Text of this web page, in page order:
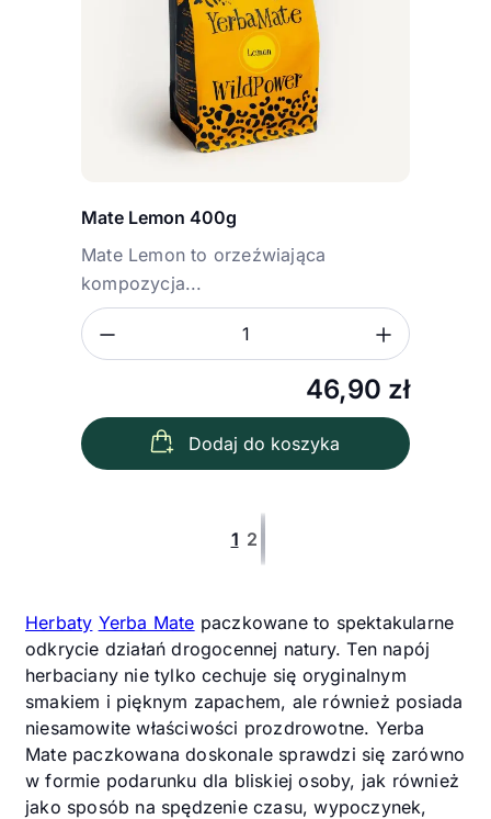
Mate Lemon 400g
Mate Lemon to orzeźwiająca
kompozycja...
46,90 zł
Zmniejsz ilość
Dodaj do koszyka
1 2Następna strona
Ostatnia strona
Herbaty Yerba Mate paczkowane to spektakularne
odkrycie działań drogocennej natury. Ten napój
herbaciany nie tylko cechuje się oryginalnym
smakiem i pięknym zapachem, ale również posiada
niesamowite właściwości prozdrowotne. Yerba
Mate paczkowana doskonale sprawdzi się zarówno
w formie podarunku dla bliskiej osoby, jak również
jako sposób na spędzenie czasu, wypoczynek,